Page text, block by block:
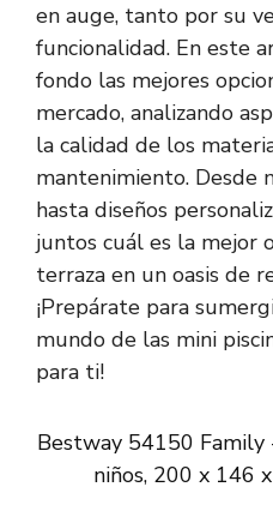
en auge, tanto por su
funcionalidad. En este
fondo las mejores
mercado, analizando
la calidad de los
mantenimiento. Desde
hasta diseños
juntos cuál es la mejor
terraza en un oasis de
¡Prepárate para
mundo de las mini
para ti!
Bestway 54150 Family
niños, 200 x 146